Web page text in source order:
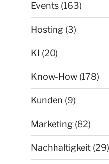
Events (163)
Hosting (3)
KI (20)
Know-How (178)
Kunden (9)
Marketing (82)
Nachhaltigkeit (29)